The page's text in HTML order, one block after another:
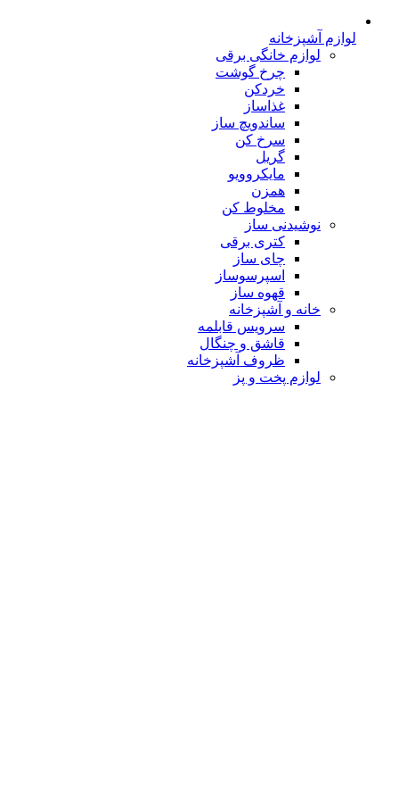
لوازم آشپزخانه
لوازم خانگی برقی
چرخ گوشت
خردکن
غذاساز
ساندویچ ساز
سرخ کن
گریل
مایکروویو
همزن
مخلوط کن
نوشیدنی ساز
کتری برقی
چای ساز
اسپرسوساز
قهوه ساز
خانه و آشپزخانه
سرویس قابلمه
قاشق و چنگال
ظروف آشپزخانه
لوازم پخت و پز